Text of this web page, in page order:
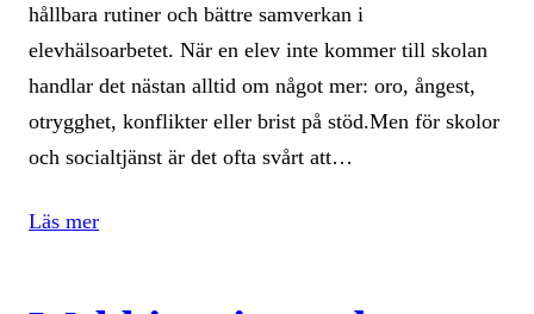
hållbara rutiner och bättre samverkan i
elevhälsoarbetet. När en elev inte kommer till skolan
handlar det nästan alltid om något mer: oro, ångest,
otrygghet, konflikter eller brist på stöd.Men för skolor
och socialtjänst är det ofta svårt att…
Läs mer